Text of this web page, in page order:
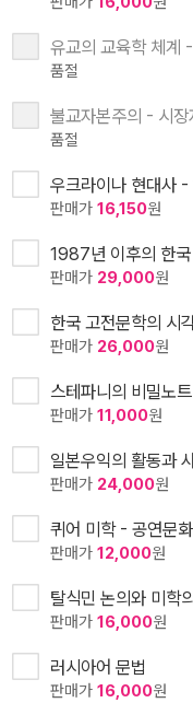
유교의 교육학 체계
품절
불교자본주의 - 시
품절
우크라이나 현대사
판매가 16,150원
1987년 이후의 한
판매가 29,000원
한국 고전문학의 시
판매가 26,000원
스테파니의 비밀노트
판매가 11,000원
일본우익의 활동과
판매가 24,000원
퀴어 미학 - 공연문
판매가 12,000원
탈식민 논의와 미학
판매가 16,000원
러시아어 문법
판매가 16,000원